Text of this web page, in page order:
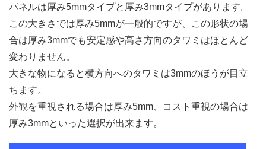
パネルは厚み5mmタイプと厚み3mmタイプがあります。
この大きさでは厚み5mmが一般的ですが、この形状の場
合は厚み3mmでも安定感や高さ方向のタワミはほとんど
変わりません。
大きな物になると横方向へのタワミは3mmのほうが目立
ちます。
外観を重視される場合は厚み5mm、コスト重視の場合は
厚み3mmといった選択が出来ます。